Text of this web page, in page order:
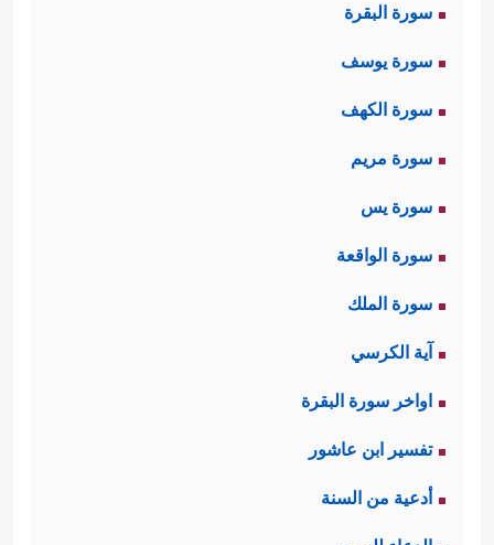
سورة البقرة
سورة يوسف
سورة الكهف
سورة مريم
سورة يس
سورة الواقعة
سورة الملك
آية الكرسي
اواخر سورة البقرة
تفسير ابن عاشور
أدعية من السنة